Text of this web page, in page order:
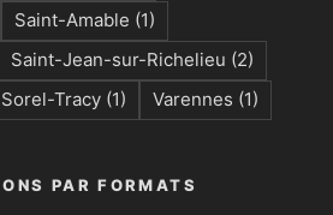
Saint-Amable (1)
Saint-Jean-sur-Richelieu (2)
Sorel-Tracy (1) Varennes (1)
PAR FORMATS